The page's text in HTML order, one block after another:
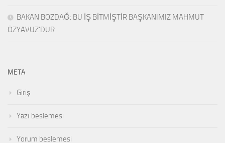
BAKAN BOZDAĞ: BU İŞ BİTMİŞTİR BAŞKANIMIZ MAHMUT
ÖZYAVUZ’DUR
META
Giriş
Yazı beslemesi
Yorum beslemesi